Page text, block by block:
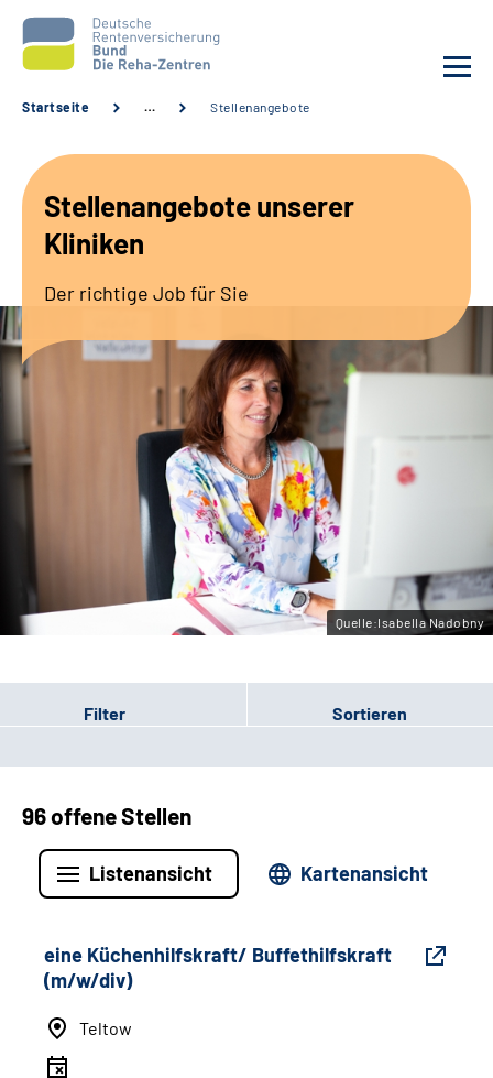
Unsere Kliniken
Sozialdienste & Zuweisende
Erweiterte Suche
Gebärdensprache
Leichte Sprache
Startseite … Stellenangebote
Stellenangebote unserer
Kliniken
Der richtige Job für Sie
Quelle:Isabella Nadobny
Filter Sortieren
96 offene Stellen
Listenansicht Kartenansicht
eine Küchenhilfskraft/ Buffethilfskraft
(m/w/div)
Teltow